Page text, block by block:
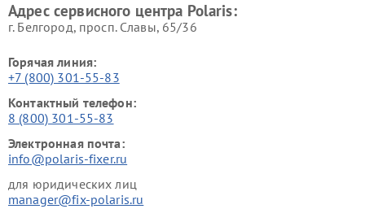
Адрес сервисного центра Polaris:
г. Белгород, просп. Славы, 65/36
Горячая линия:
+7 (800) 301-55-83
Контактный телефон:
8 (800) 301-55-83
Электронная почта:
info@polaris-fixer.ru
для юридических лиц
manager@fix-polaris.ru